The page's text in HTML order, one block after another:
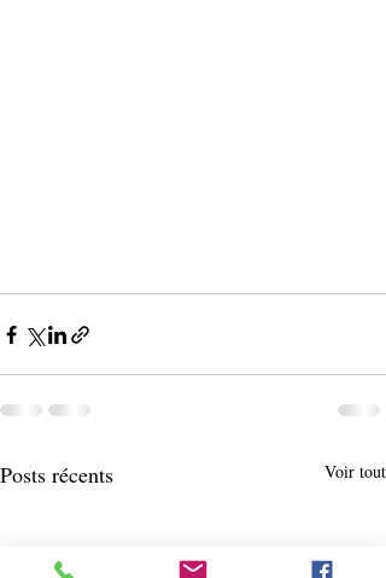
Posts récents Voir tout